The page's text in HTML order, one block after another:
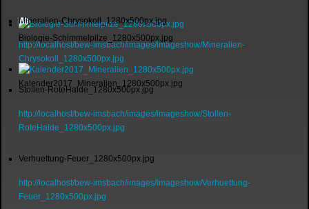
Biologie-Schimmelpilze_1280x500px.jpg
Kalender2017_Mineralien_1280x500px.jpg
Mineralien-Chrysokoll_1280x500px.jpg
http://localhost/bew-imsbach/images/imageshow/Mineralien-
Chrysokoll_1280x500px.jpg
Stollen-RoteHalde_1280x500px.jpg
http://localhost/bew-imsbach/images/imageshow/Stollen-
RoteHalde_1280x500px.jpg
Verhuettung-Feuer_1280x500px.jpg
http://localhost/bew-imsbach/images/imageshow/Verhuettung-
Feuer_1280x500px.jpg